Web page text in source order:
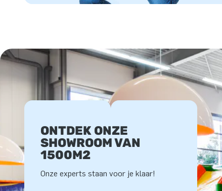
ONTDEK ONZE
SHOWROOM VAN
1500M2
Onze experts staan voor je klaar!